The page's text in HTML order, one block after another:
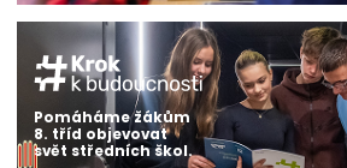
Pomáháme žákům
8. tříd objevovat
svět středních škol.